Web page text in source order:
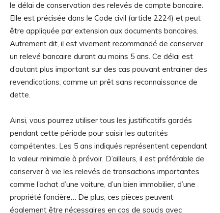
le délai de conservation des relevés de compte bancaire.
Elle est précisée dans le Code civil (article 2224) et peut
être appliquée par extension aux documents bancaires.
Autrement dit, il est vivement recommandé de conserver
un relevé bancaire durant au moins 5 ans. Ce délai est
d’autant plus important sur des cas pouvant entrainer des
revendications, comme un prêt sans reconnaissance de
dette.
Ainsi, vous pourrez utiliser tous les justificatifs gardés
pendant cette période pour saisir les autorités
compétentes. Les 5 ans indiqués représentent cependant
la valeur minimale à prévoir. D’ailleurs, il est préférable de
conserver à vie les relevés de transactions importantes
comme l’achat d’une voiture, d’un bien immobilier, d’une
propriété foncière… De plus, ces pièces peuvent
également être nécessaires en cas de soucis avec